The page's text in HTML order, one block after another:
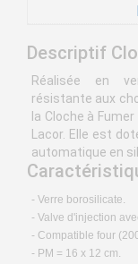
Descriptif
Réalisée en
résistante aux
la Cloche à
Lacor. Elle est
automatique en
- Verre borosilicate.
- Valve d'injection
- Compatible four
- PM = 16 x 12 cm.